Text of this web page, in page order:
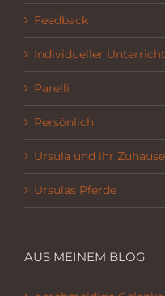
Feedback
Individueller Unterricht
Parelli
Persönlich
Ursula und ihr Zuhause
Ursulas Pferde
AUS MEINEM BLOG